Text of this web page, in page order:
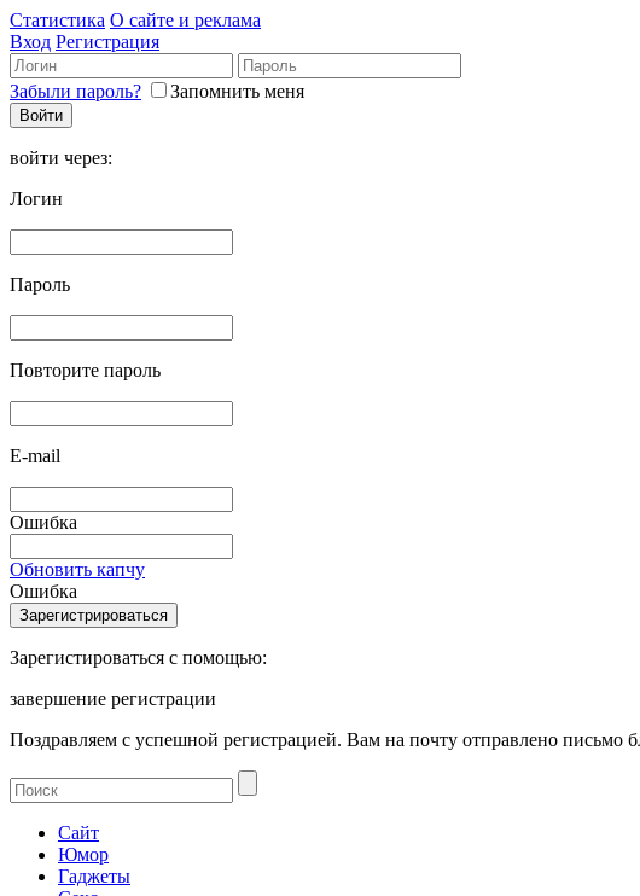
Статистика О сайте и реклама
Вход Регистрация
Забыли пароль? Запомнить меня
войти через:
Логин
Пароль
Повторите пароль
E-mail
Ошибка
Обновить капчу
Ошибка
Зарегистироваться с помощью:
завершение регистрации
Поздравляем с успешной регистрацией. Вам на почту отправлено письмо
Сайт
Юмор
Гаджеты